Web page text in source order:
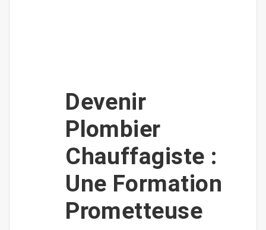
Devenir
Plombier
Chauffagiste :
Une Formation
Prometteuse